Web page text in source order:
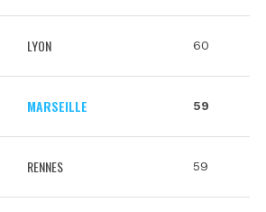
LYON 60
MARSEILLE 59
RENNES 59